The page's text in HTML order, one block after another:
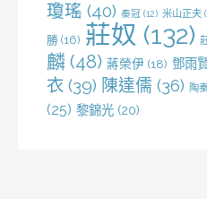
瓊瑤 (40) 秦冠 (12) 米山正夫
勝 (16) 莊奴 (132)
麟 (48) 蔣榮伊 (18) 鄧雨
衣 (39) 陳達儒 (36) 陶
(25) 黎錦光 (20)